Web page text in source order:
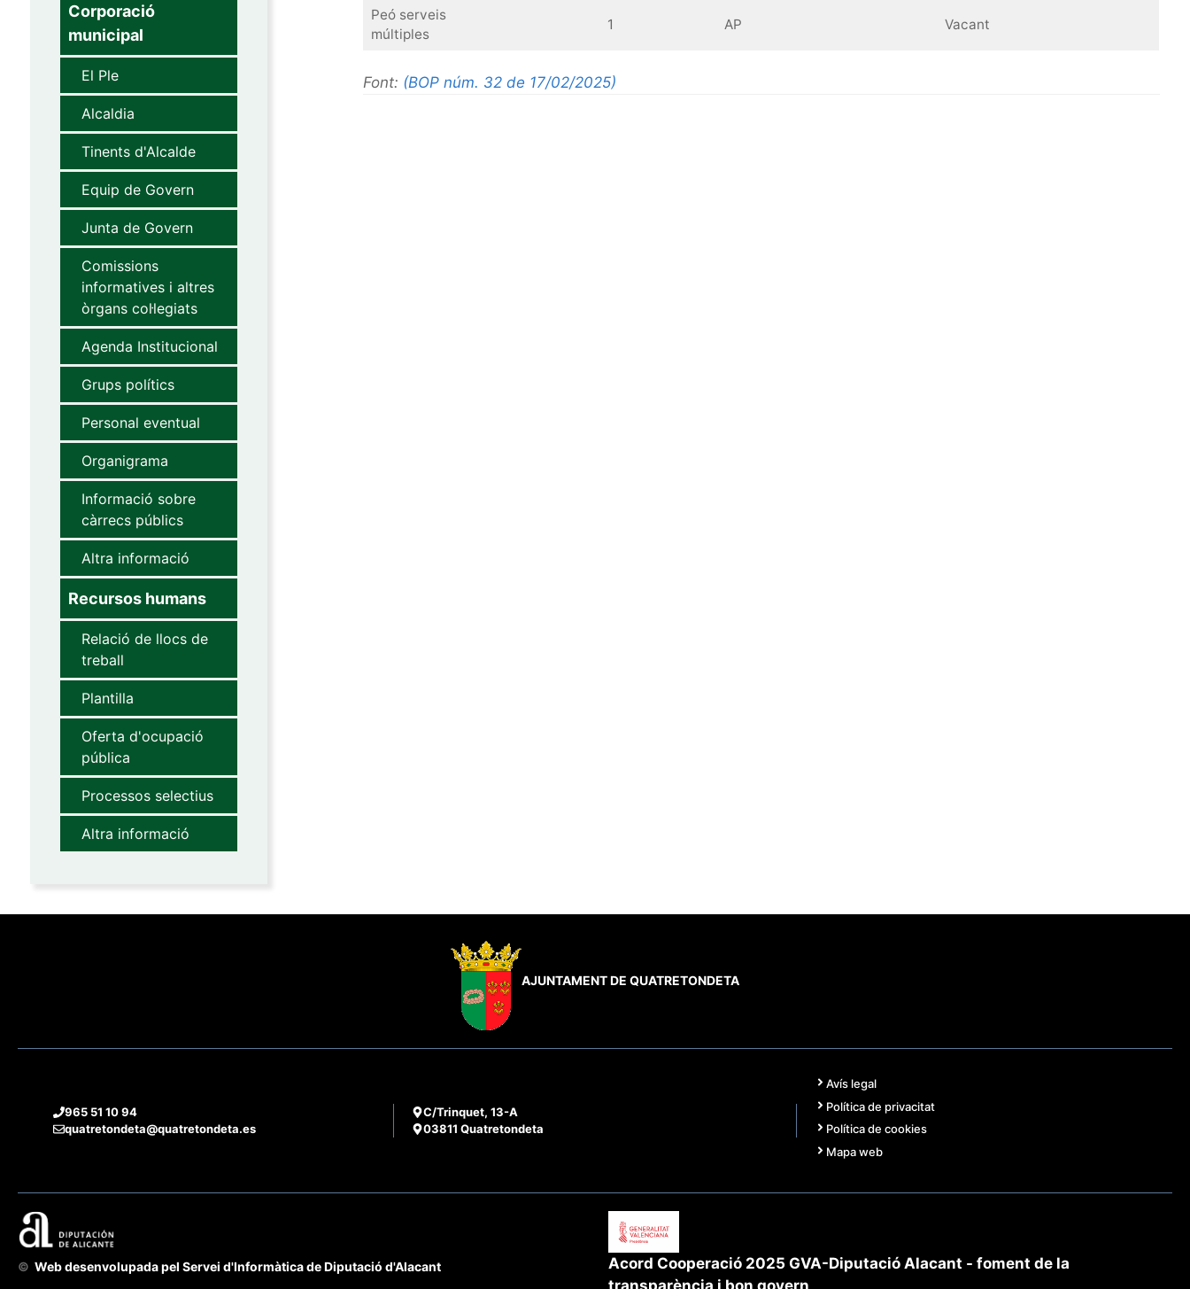
Peó serveis
múltiples
1 AP Vacant
Font: (BOP núm. 32 de 17/02/2025)
Corporació
municipal
El Ple
Alcaldia
Tinents d'Alcalde
Equip de Govern
Junta de Govern
Comissions
informatives i altres
òrgans col·legiats
Agenda Institucional
Grups polítics
Personal eventual
Organigrama
Informació sobre
càrrecs públics
Altra informació
Recursos humans
Relació de llocs de
treball
Plantilla
Oferta d'ocupació
pública
Processos selectius
Altra informació
AJUNTAMENT DE QUATRETONDETA
965 51 10 94
quatretondeta@quatretondeta.es
C/Trinquet, 13-A
03811 Quatretondeta
Avís legal
Política de privacitat
Política de cookies
Mapa web
© Web desenvolupada pel Servei d'Informàtica de Diputació d'Alacant
Acord Cooperació 2025 GVA-Diputació Alacant - foment de la